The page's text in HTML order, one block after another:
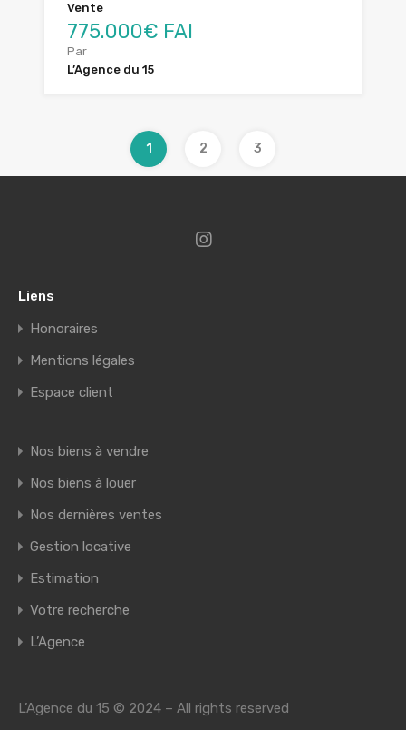
Vente
775.000€ FAI
Par
L’Agence du 15
1 2 3
Liens
Honoraires
Mentions légales
Espace client
Nos biens à vendre
Nos biens à louer
Nos dernières ventes
Gestion locative
Estimation
Votre recherche
L’Agence
L’Agence du 15 © 2024 – All rights reserved